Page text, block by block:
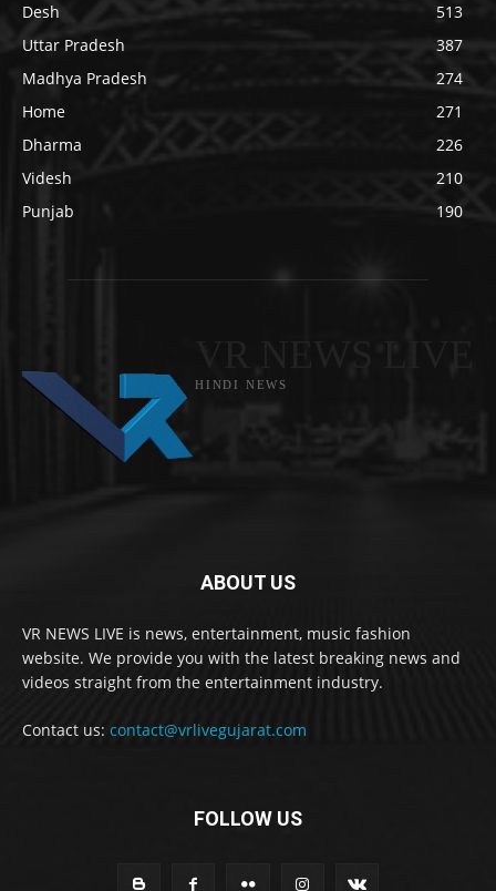
Desh
513
Uttar Pradesh
387
Madhya Pradesh
274
Home
271
Dharma
226
Videsh
210
Punjab
190
HINDI NEWS
ABOUT US
VR NEWS LIVE is news, entertainment, music fashion
website. We provide you with the latest breaking news and
videos straight from the entertainment industry.
Contact us: contact@vrlivegujarat.com
FOLLOW US